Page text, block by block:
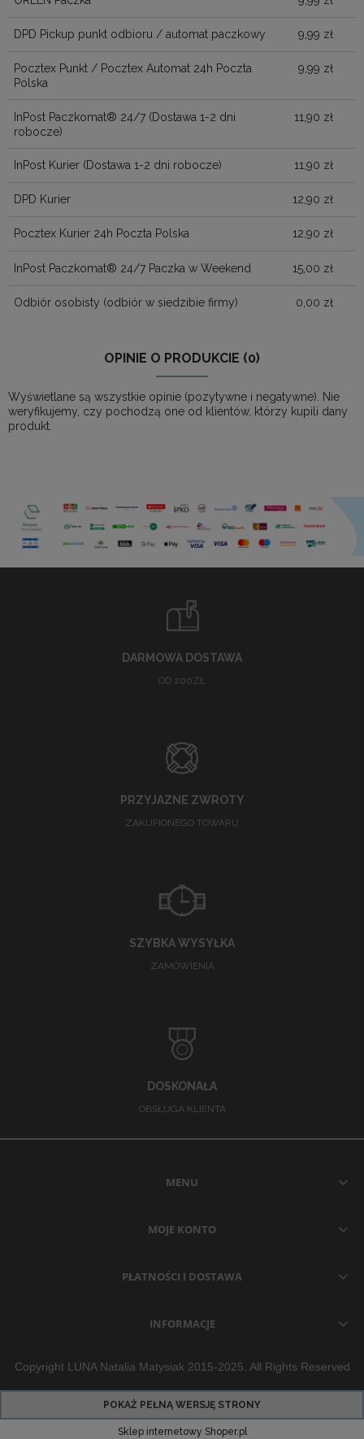
DPD Pickup punkt odbioru / automat paczkowy 9,99 zł
Pocztex Punkt / Pocztex Automat 24h Poczta
Polska
9,99 zł
InPost Paczkomat® 24/7 (Dostawa 1-2 dni
robocze)
11,90 zł
InPost Kurier (Dostawa 1-2 dni robocze) 11,90 zł
DPD Kurier 12,90 zł
Pocztex Kurier 24h Poczta Polska 12,90 zł
InPost Paczkomat® 24/7 Paczka w Weekend 15,00 zł
Odbiór osobisty (odbiór w siedzibie firmy) 0,00 zł
OPINIE O PRODUKCIE (0)
Wyświetlane są wszystkie opinie (pozytywne i negatywne). Nie
weryfikujemy, czy pochodzą one od klientów, którzy kupili dany
produkt.
DARMOWA DOSTAWA
OD 200ZŁ
PRZYJAZNE ZWROTY
ZAKUPIONEGO TOWARU
SZYBKA WYSYŁKA
ZAMÓWIENIA
DOSKONAŁA
OBSŁUGA KLIENTA
MENU
MOJE KONTO
PŁATNOŚCI I DOSTAWA
INFORMACJE
Copyright LUNA Natalia Matysiak 2015-2025. All Rights Reserved
POKAŻ PEŁNĄ WERSJĘ STRONY
Sklep internetowy Shoper.pl